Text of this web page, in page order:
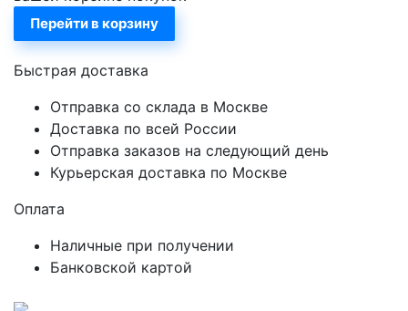
Перейти в корзину
Быстрая доставка
Отправка со склада в Москве
Доставка по всей России
Отправка заказов на следующий день
Курьерская доставка по Москве
Оплата
Наличные при получении
Банковской картой